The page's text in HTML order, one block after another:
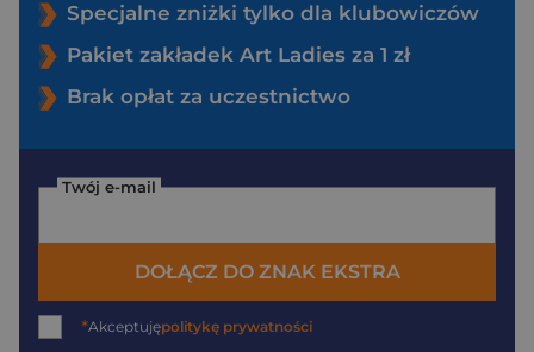
Specjalne zniżki tylko dla klubowiczów
Pakiet zakładek Art Ladies za 1 zł
Brak opłat za uczestnictwo
Twój e-mail
DOŁĄCZ DO ZNAK EKSTRA
*Akceptujępolitykę prywatności